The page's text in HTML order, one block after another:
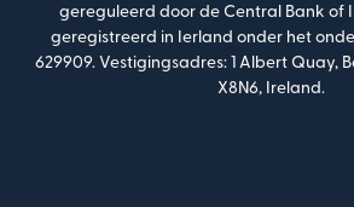
gereguleerd door de Central Bank of
geregistreerd in Ierland onder het
629909. Vestigingsadres: 1 Albert Quay,
X8N6, Ireland.